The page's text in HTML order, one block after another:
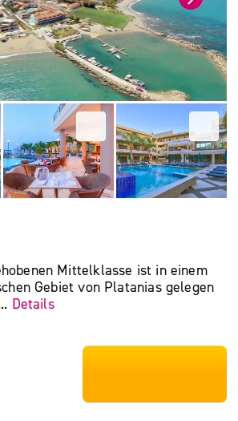
Mittelklasse ist in einem
Gebiet von Platanias gelegen
Details